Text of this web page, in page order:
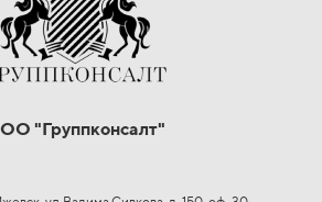
"Группконсалт"